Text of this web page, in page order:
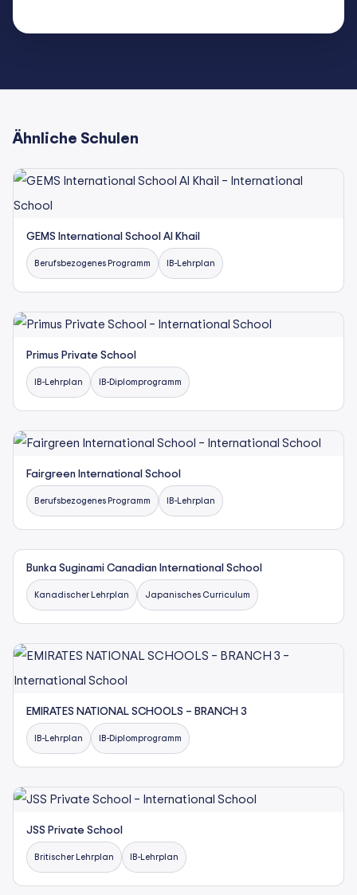
Ähnliche Schulen
GEMS International School Al Khail
Berufsbezogenes Programm IB-Lehrplan
Primus Private School
IB-Lehrplan IB-Diplomprogramm
Fairgreen International School
Berufsbezogenes Programm IB-Lehrplan
Bunka Suginami Canadian International School
Kanadischer Lehrplan Japanisches Curriculum
EMIRATES NATIONAL SCHOOLS – BRANCH 3
IB-Lehrplan IB-Diplomprogramm
JSS Private School
Britischer Lehrplan IB-Lehrplan